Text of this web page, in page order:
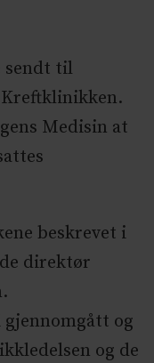
sendt til
Medisin at
beskrevet i
direktør
og
og de